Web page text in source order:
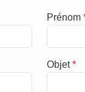
Prénom
Objet*